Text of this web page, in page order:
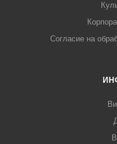
Согласие на